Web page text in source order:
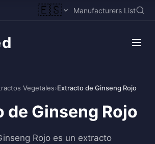
🇪🇸 Manufacturers List
Vegetales›Extracto de Ginseng Rojo
de Ginseng Rojo
Rojo es un extracto